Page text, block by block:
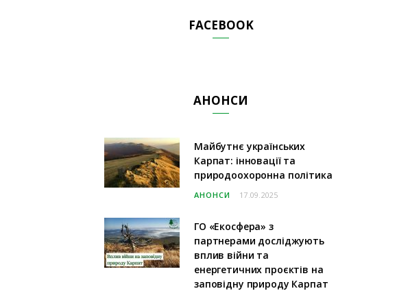
FACEBOOK
АНОНСИ
Майбутнє українських
Карпат: інновації та
природоохоронна політика
АНОНСИ 17.09.2025
ГО «Екосфера» з
партнерами досліджують
вплив війни та
енергетичних проєктів на
заповідну природу Карпат